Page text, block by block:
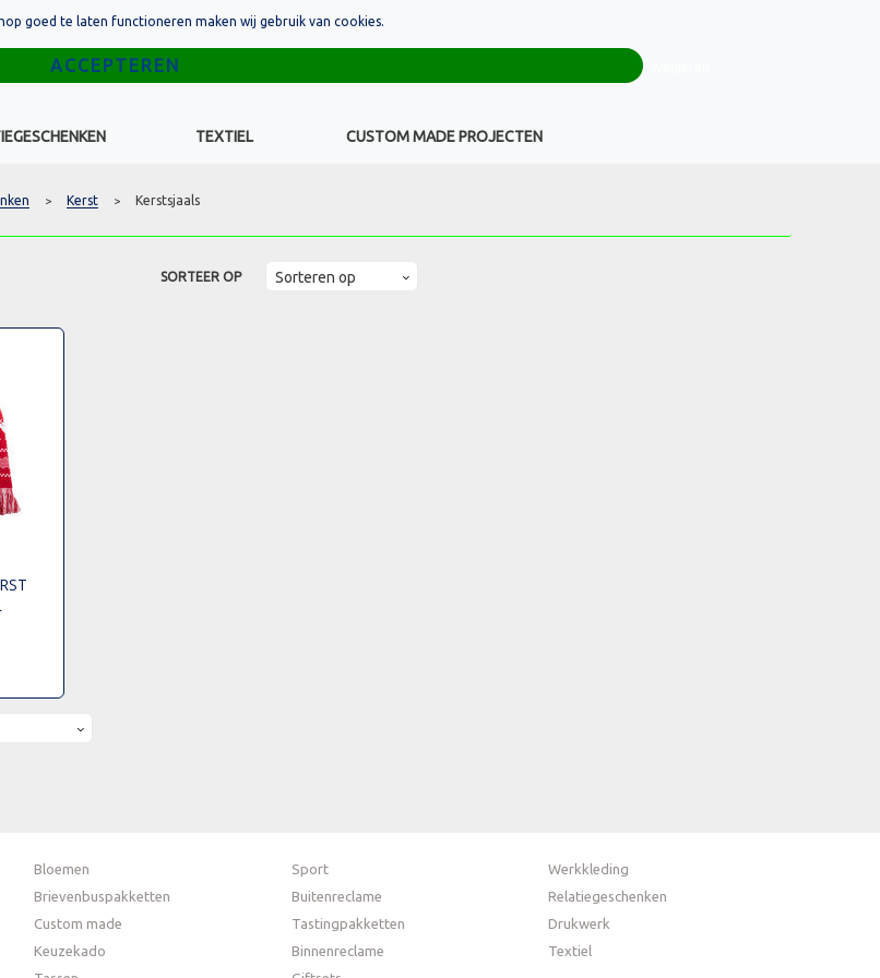
+32(0)16 43 54 19
TEXTIEL CUSTOM MADE PROJECTEN
> Kerst > Kerstsjaals
SORTEER OP
Bloemen
Brievenbuspakketten
Custom made
Keuzekado
Sport
Buitenreclame
Tastingpakketten
Binnenreclame
Werkkleding
Relatiegeschenken
Drukwerk
Textiel
goed te laten functioneren maken wij gebruik van cookies.